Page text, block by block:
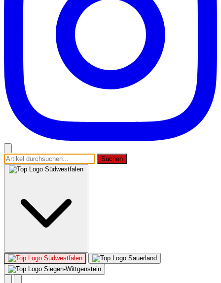
Suchen
Südwestfalen
Südwestfalen
Sauerland
Siegen-Wittgenstein